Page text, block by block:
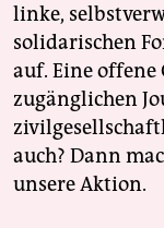
linke,
solidarischen
auf. Eine
zugänglichen
auch? Dann
unsere Aktion.